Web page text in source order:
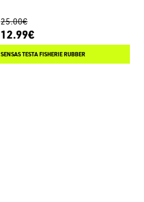
25.00€
12.99€
SENSAS TESTA FISHERIE RUBBER